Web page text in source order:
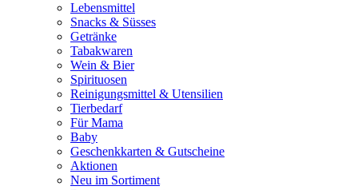
Lebensmittel
Snacks & Süsses
Getränke
Tabakwaren
Wein & Bier
Spirituosen
Reinigungsmittel & Utensilien
Tierbedarf
Für Mama
Baby
Geschenkkarten & Gutscheine
Aktionen
Neu im Sortiment